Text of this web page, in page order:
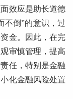
效应是助长道德
不倒”的意识，过
金。因此，在完
审慎管理，提高
任，特别是金融
化金融风险处置